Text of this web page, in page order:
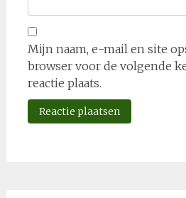
Mijn naam, e-mail en site
browser voor de volgende
reactie plaats.